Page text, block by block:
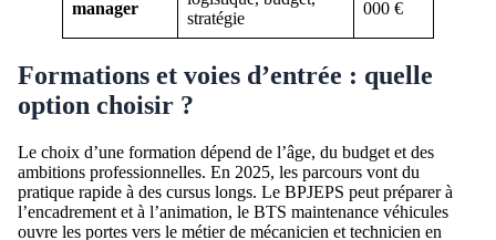
manager
stratégie
000 €
Formations et voies d’entrée : quelle
option choisir ?
Le choix d’une formation dépend de l’âge, du budget et des
ambitions professionnelles. En 2025, les parcours vont du
pratique rapide à des cursus longs. Le BPJEPS peut préparer à
l’encadrement et à l’animation, le BTS maintenance véhicules
ouvre les portes vers le métier de mécanicien et technicien en